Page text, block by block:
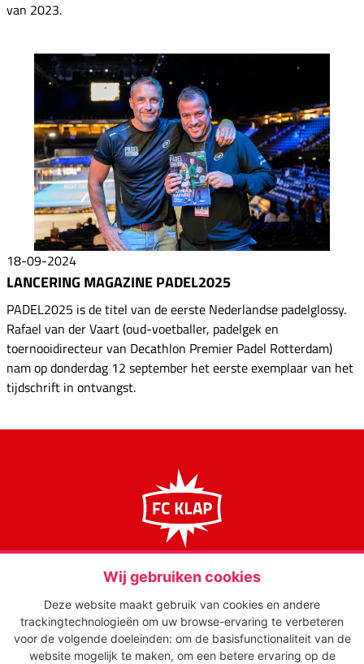
Wij gebruiken cookies
Deze website maakt gebruik van cookies en andere
trackingtechnologieën om uw browse-ervaring te verbeteren
voor de volgende doeleinden: om de basisfunctionaliteit van de
website mogelijk te maken, om een betere ervaring op de
van 2023.
18-09-2024
LANCERING MAGAZINE PADEL2025
PADEL2025 is de titel van de eerste Nederlandse padelglossy.
Rafael van der Vaart (oud-voetballer, padelgek en
toernooidirecteur van Decathlon Premier Padel Rotterdam)
nam op donderdag 12 september het eerste exemplaar van het
tijdschrift in ontvangst.
media op maat
‘s-Gravelandseweg 65
info@fcklap.nl
035 - 621 01 50
NIEUWS